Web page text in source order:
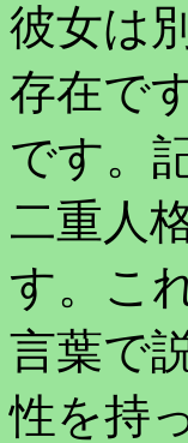
彼女は
存在で
です。
二重人
す。こ
言葉で
性を持